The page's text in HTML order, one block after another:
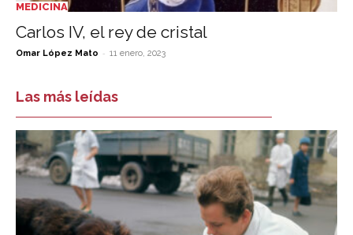
MEDICINA
Carlos IV, el rey de cristal
Omar López Mato - 11 enero, 2023
Las más leídas